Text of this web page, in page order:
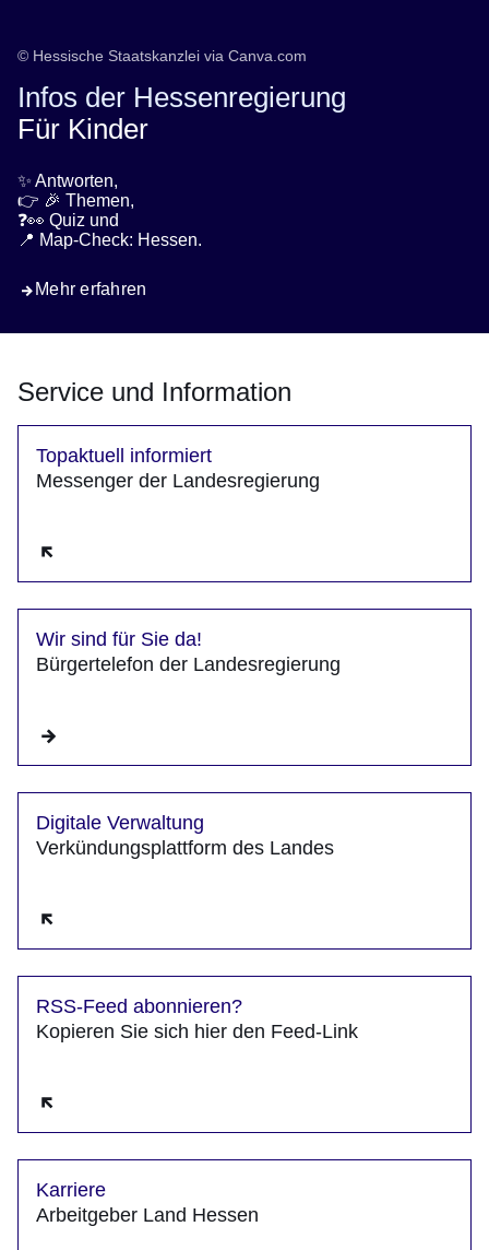
© Hessische Staatskanzlei via Canva.com
Infos der Hessenregierung
Für Kinder
✨ Antworten,
👉 🎉 Themen,
❓👀 Quiz und
📍 Map-Check: Hessen.
Mehr erfahren
Service und Information
Topaktuell informiert
Messenger der Landesregierung
Wir sind für Sie da!
Bürgertelefon der Landesregierung
Digitale Verwaltung
Verkündungsplattform des Landes
RSS-Feed abonnieren?
Kopieren Sie sich hier den Feed-Link
Karriere
Arbeitgeber Land Hessen